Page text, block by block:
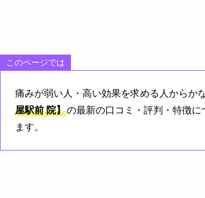
このページでは
痛みが弱い人・高い効果を求める人からか
屋駅前 院】の最新の口コミ・評判・特徴
ます。